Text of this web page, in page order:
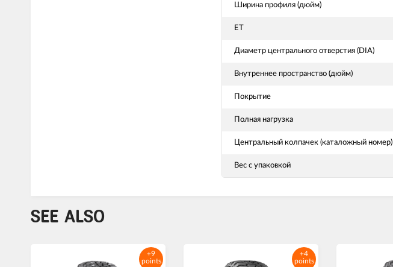
Ширина профиля (дюйм)
ET
Диаметр центрального отверстия (DIA)
Внутреннее пространство (дюйм)
Покрытие
Полная нагрузка
Центральный колпачек (каталожный номер)
Вес с упаковкой
SEE ALSO
+9
points
+4
points